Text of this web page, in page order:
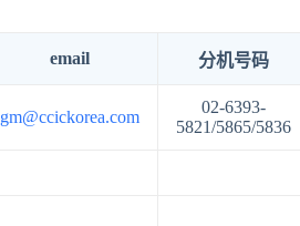
email 分机号码
gm@ccickorea.com
02-6393-
5821/5865/5836